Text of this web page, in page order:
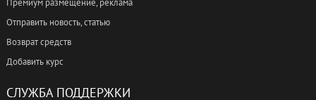
Премиум размещение, реклама
Отправить новость, статью
Возврат средств
Добавить курс
СЛУЖБА ПОДДЕРЖКИ